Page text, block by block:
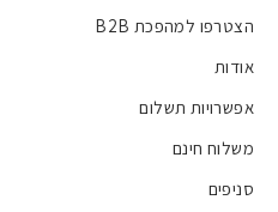
הצטרפו למהפכת B2B
אודות
אפשרויות תשלום
משלוח חינם
סניפים